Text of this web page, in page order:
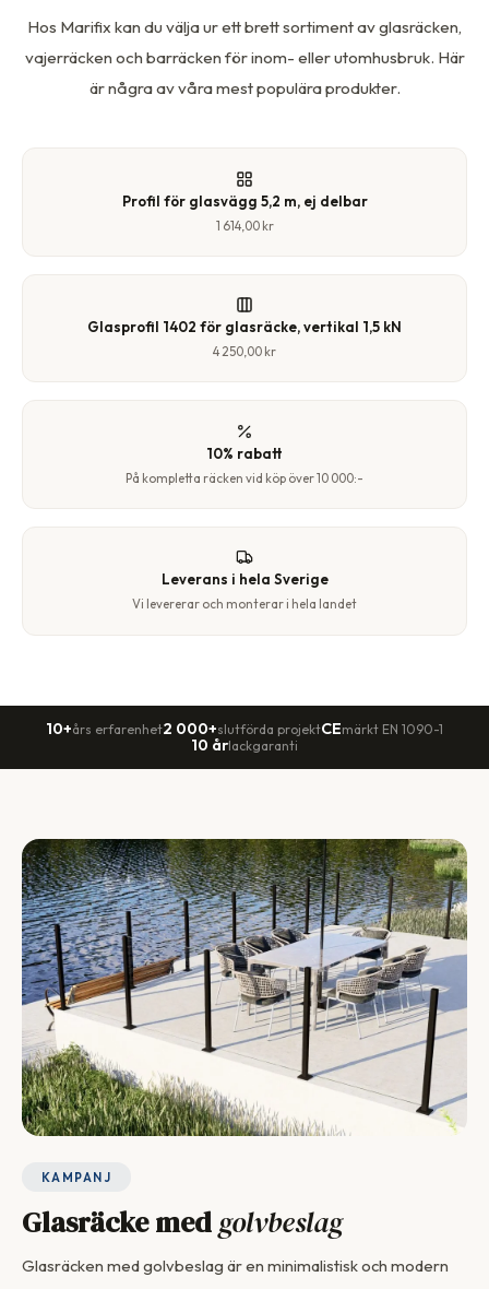
Hos Marifix kan du välja ur ett brett sortiment av glasräcken,
vajerräcken och barräcken för inom- eller utomhusbruk. Här
är några av våra mest populära produkter.
Profil för glasvägg 5,2 m, ej delbar
1 614,00 kr
Glasprofil 1402 för glasräcke, vertikal 1,5 kN
4 250,00 kr
10% rabatt
På kompletta räcken vid köp över 10 000:-
Leverans i hela Sverige
Vi levererar och monterar i hela landet
10+års erfarenhet2 000+slutförda projektCEmärkt EN 1090-1
10 årlackgaranti
KAMPANJ
Glasräcke medgolvbeslag
Glasräcken med golvbeslag är en minimalistisk och modern